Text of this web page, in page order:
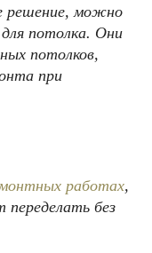
решение, можно
потолка. Они
потолков,
при
работах,
без